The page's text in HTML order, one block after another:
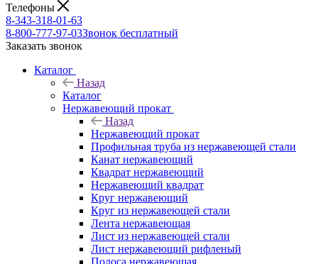
Телефоны
8-343-318-01-63
8-800-777-97-03Звонок бесплатный
Заказать звонок
Каталог
Назад
Каталог
Нержавеющий прокат
Назад
Нержавеющий прокат
Профильная труба из нержавеющей стали
Канат нержавеющий
Квадрат нержавеющий
Нержавеющий квадрат
Круг нержавеющий
Круг из нержавеющей стали
Лента нержавеющая
Лист из нержавеющей стали
Лист нержавеющий рифленый
Полоса нержавеющая